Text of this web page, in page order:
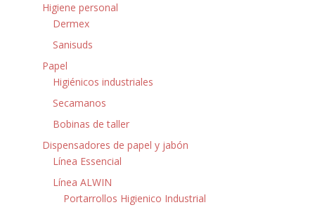
Higiene personal
Dermex
Sanisuds
Papel
Higiénicos industriales
Secamanos
Bobinas de taller
Dispensadores de papel y jabón
Línea Essencial
Línea ALWIN
Portarrollos Higienico Industrial